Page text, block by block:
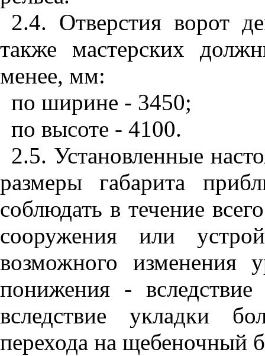
2.4. Отверстия ворот
также мастерских
менее, мм:
по ширине - 3450;
по высоте - 4100.
2.5. Установленные
размеры габарита
соблюдать в течение
сооружения или
возможного изменения
понижения -
вследствие укладки
перехода на щебеночный